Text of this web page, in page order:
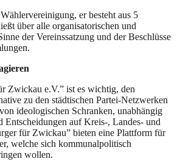
er besteht aus 5
über alle organisatorischen und
der Vereinssatzung und der Beschlüsse
Zwickau e.V.” ist es wichtig, den
zu den städtischen Partei-Netzwerken
ideologischen Schranken, unabhängig
Entscheidungen auf Kreis-, Landes- und
für Zwickau” bieten eine Plattform für
welche sich kommunalpolitisch
wollen.